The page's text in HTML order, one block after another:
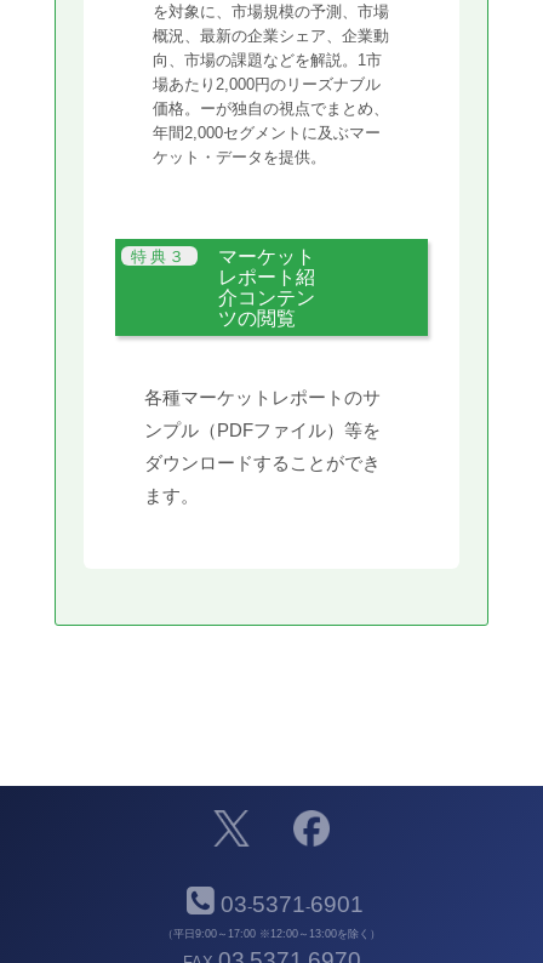
を対象に、市場規模の予測、市場
概況、最新の企業シェア、企業動
向、市場の課題などを解説。1市
場あたり2,000円のリーズナブル
価格。ーが独自の視点でまとめ、
年間2,000セグメントに及ぶマー
ケット・データを提供。
マーケット
レポート紹
介コンテン
ツの閲覧
各種マーケットレポートのサ
ンプル（PDFファイル）等を
ダウンロードすることができ
ます。
03-5371-6901
（平日9:00～17:00 ※12:00～13:00を除く）